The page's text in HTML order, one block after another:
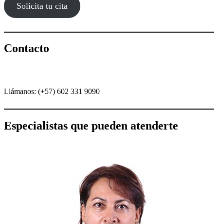
Solicita tu cita
Contacto
Llámanos: (+57) 602 331 9090
Especialistas que pueden atenderte